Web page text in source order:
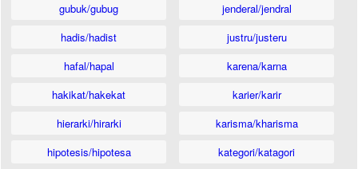
gubuk/gubug
hadis/hadist
hafal/hapal
hakikat/hakekat
hierarki/hirarki
hipotesis/hipotesa
jenderal/jendral
justru/justeru
karena/karna
karier/karir
karisma/kharisma
kategori/katagori